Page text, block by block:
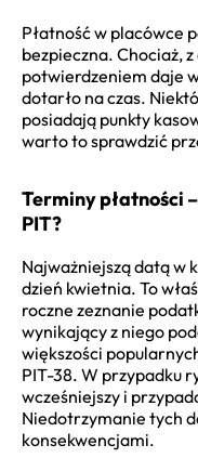
Płatność w placówce
bezpieczna. Chociaż,
potwierdzeniem daje
dotarło na czas.
posiadają punkty
warto to sprawdzić
Terminy płatności
PIT?
Najważniejszą datą w
dzień kwietnia. To
roczne zeznanie
wynikający z niego
większości
PIT-38. W przypadku
wcześniejszy i
Niedotrzymanie tych
konsekwencjami.